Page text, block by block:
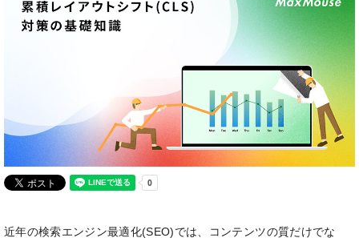
近年の検索エンジン最適化(SEO)では、コンテンツの質だけでな